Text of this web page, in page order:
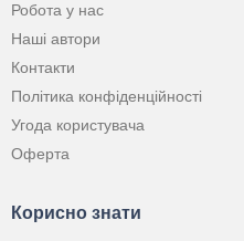
Робота у нас
Наші автори
Контакти
Політика конфіденційності
Угода користувача
Оферта
Корисно знати